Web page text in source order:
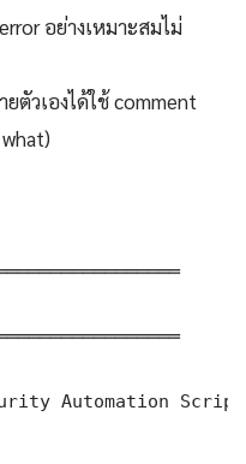
อย่างเหมาะสมไม่
ตัวเองได้ใช้ comment
Automation